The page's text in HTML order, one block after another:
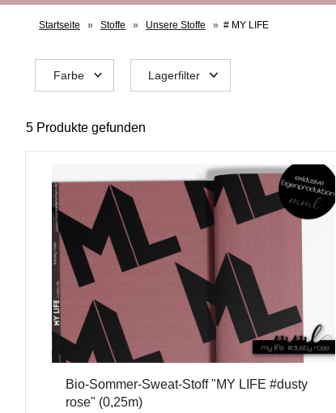
Startseite » Stoffe » Unsere Stoffe » # MY LIFE
Farbe Lagerfilter
5 Produkte gefunden
Bio-Sommer-Sweat-Stoff "MY LIFE #dusty
rose" (0,25m)